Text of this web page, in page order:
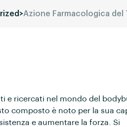
>Azione Farmacologica
e ricercati nel mondo del
composto è noto per la sua
e aumentare la forza. Si